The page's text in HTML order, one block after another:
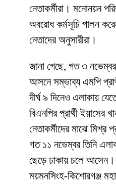
নেতাকর্মীরা। মনোনয়ন
অবরোধ কর্মসূচি পালন
নেতাদের অনুসারীরা।
জানা গেছে, গত ৩
আসনে সম্ভাব্য এমপি
দীর্ঘ ৯ দিনেও এলাকায়
বিএনপির প্রার্থী ইয়াসের
নেতাকর্মীদের মাঝে মিশ্র
গত ১১ নভেম্বর তিনি
ছেড়ে ঢাকায় চলে
ময়মনসিংহ-কিশোরগঞ্জ